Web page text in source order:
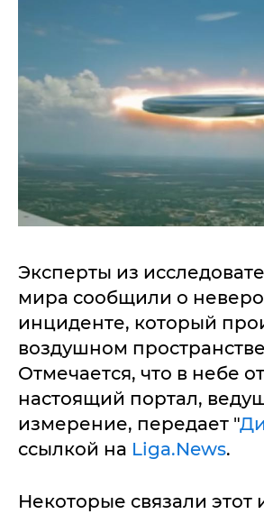
Эксперты из
мира сообщили о
инциденте, который
воздушном
Отмечается, что в небе
настоящий портал,
измерение, передает "
ссылкой на Liga.News.
Некоторые связали этот